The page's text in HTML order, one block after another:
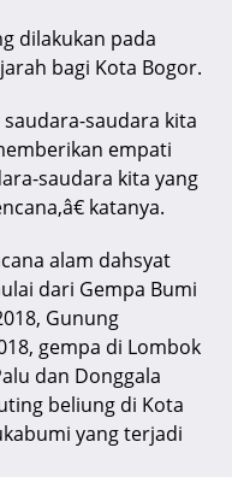
dilakukan pada
bagi Kota Bogor.
saudara kita
empati
saudara kita yang
katanya.
alam dahsyat
dari Gempa Bumi
Gunung
gempa di Lombok
dan Donggala
beliung di Kota
yang terjadi